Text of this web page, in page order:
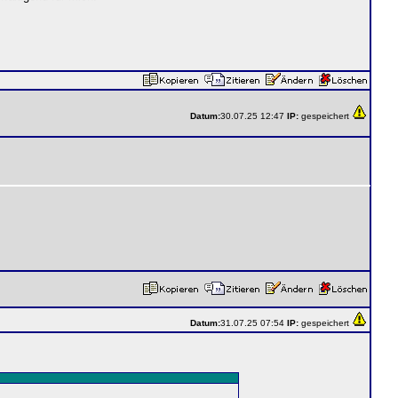
Datum:30.07.25 12:47 IP: gespeichert
Datum:31.07.25 07:54 IP: gespeichert